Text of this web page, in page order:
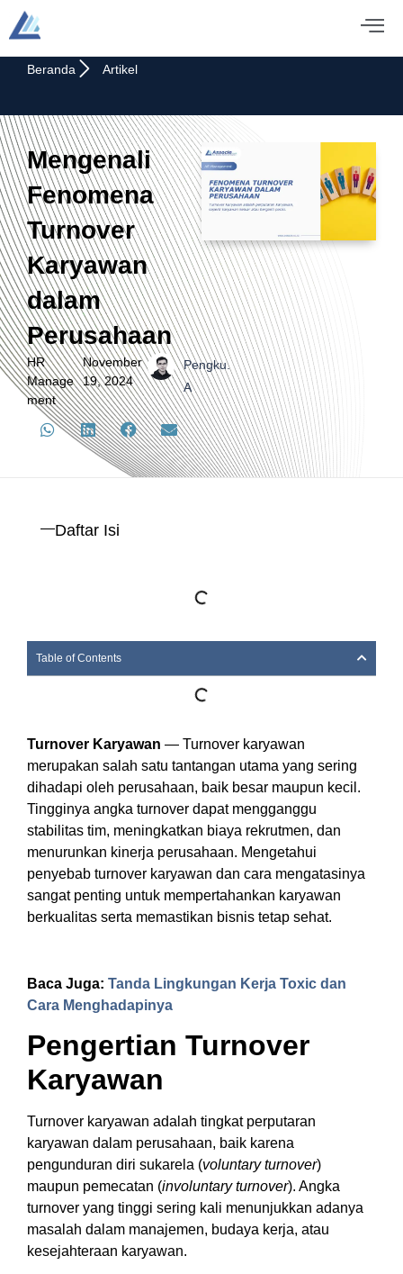
Beranda Artikel
Mengenali
Fenomena
Turnover
Karyawan
dalam
Perusahaan
HR
Manage
ment
November
19, 2024
Pengku.
A
Daftar Isi
Table of Contents
Turnover Karyawan — Turnover karyawan
merupakan salah satu tantangan utama yang sering
dihadapi oleh perusahaan, baik besar maupun kecil.
Tingginya angka turnover dapat mengganggu
stabilitas tim, meningkatkan biaya rekrutmen, dan
menurunkan kinerja perusahaan. Mengetahui
penyebab turnover karyawan dan cara mengatasinya
sangat penting untuk mempertahankan karyawan
berkualitas serta memastikan bisnis tetap sehat.
Baca Juga: Tanda Lingkungan Kerja Toxic dan
Cara Menghadapinya
Pengertian Turnover
Karyawan
Turnover karyawan adalah tingkat perputaran
karyawan dalam perusahaan, baik karena
pengunduran diri sukarela (voluntary turnover)
maupun pemecatan (involuntary turnover). Angka
turnover yang tinggi sering kali menunjukkan adanya
masalah dalam manajemen, budaya kerja, atau
kesejahteraan karyawan.